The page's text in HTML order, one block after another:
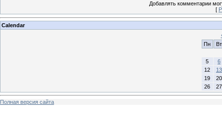
Добавлять комментарии
[
Calendar
Пн
Вт
5
6
12
13
19
20
26
27
Полная версия сайта